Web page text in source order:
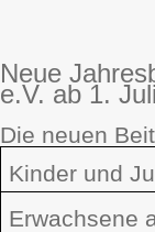
Neue
e.V. ab 1.
Die neuen
Kinder und
Erwachsene